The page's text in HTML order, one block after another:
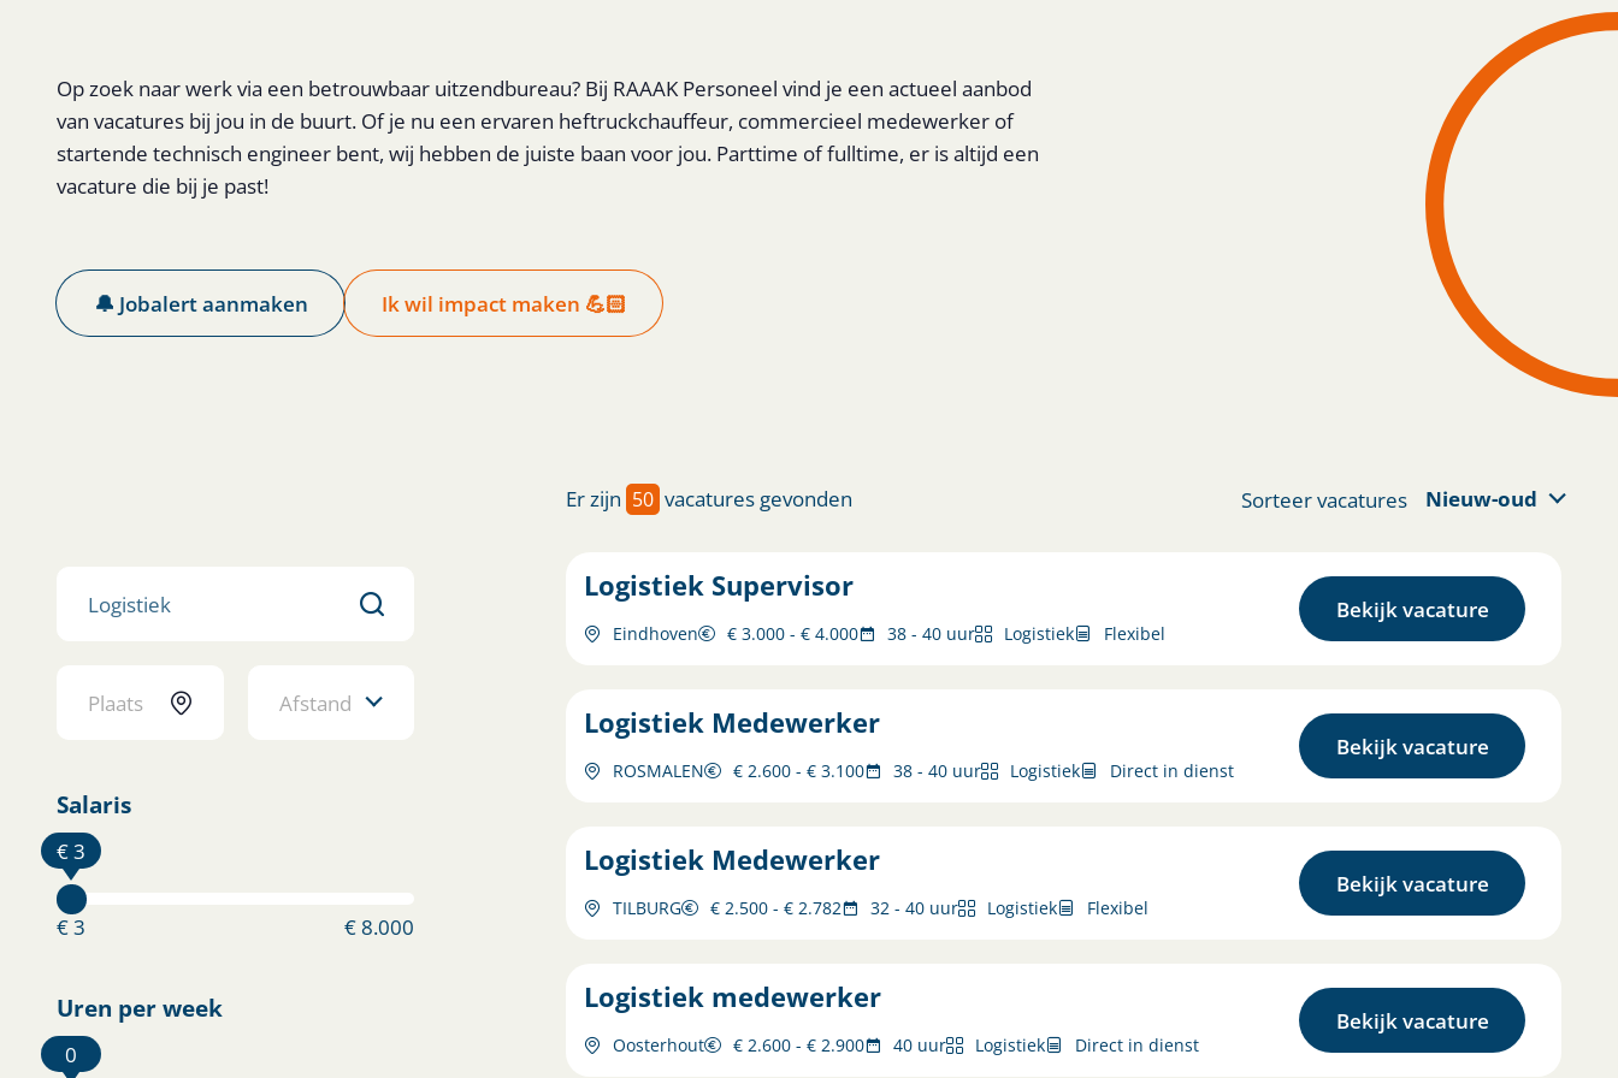
Op zoek naar werk via een betrouwbaar uitzendbureau? Bij RAAAK Personeel vind je een actueel aanbod
van vacatures bij jou in de buurt. Of je nu een ervaren heftruckchauffeur, commercieel medewerker of
startende technisch engineer bent, wij hebben de juiste baan voor jou. Parttime of fulltime, er is altijd een
vacature die bij je past!
🔔 Jobalert aanmaken Ik wil impact maken 💪🏻
Afstand
Salaris
€ 3
€ 3 € 8.000
Uren per week
0
Er zijn 50 vacatures gevonden Sorteer vacatures Nieuw-oud
Logistiek Supervisor
Eindhoven € 3.000 - € 4.000 38 - 40 uur Logistiek Flexibel
Bekijk vacature
Logistiek Medewerker
ROSMALEN € 2.600 - € 3.100 38 - 40 uur Logistiek Direct in dienst
Bekijk vacature
Logistiek Medewerker
TILBURG € 2.500 - € 2.782 32 - 40 uur Logistiek Flexibel
Bekijk vacature
Logistiek medewerker
Oosterhout € 2.600 - € 2.900 40 uur Logistiek Direct in dienst
Bekijk vacature